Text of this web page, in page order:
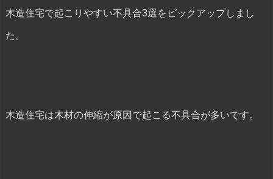
木造住宅で起こりやすい不具合3選をピックアップしまし
た。
木造住宅は木材の伸縮が原因で起こる不具合が多いです。